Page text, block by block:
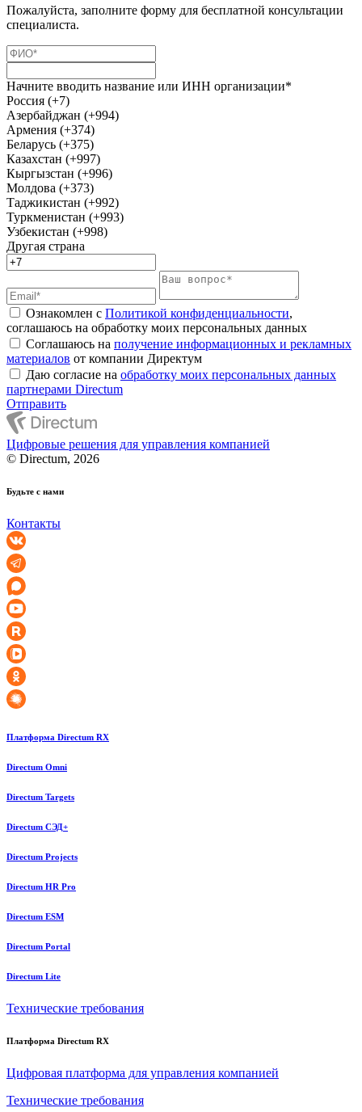
Пожалуйста, заполните форму для бесплатной консультации
специалиста.
Начните вводить название или ИНН организации*
Россия (+7)
Азербайджан (+994)
Армения (+374)
Беларусь (+375)
Казахстан (+997)
Кыргызстан (+996)
Молдова (+373)
Таджикистан (+992)
Туркменистан (+993)
Узбекистан (+998)
Другая страна
Ознакомлен с Политикой конфиденциальности,
соглашаюсь на обработку моих персональных данных
Соглашаюсь на получение информационных и рекламных
материалов от компании Директум
Даю согласие на обработку моих персональных данных
партнерами Directum
Отправить
Цифровые решения для управления компанией
© Directum, 2026
Будьте с нами
Контакты
Платформа Directum RX
Directum Omni
Directum Targets
Directum СЭД+
Directum Projects
Directum HR Pro
Directum ESM
Directum Portal
Directum Lite
Технические требования
Платформа Directum RX
Цифровая платформа для управления компанией
Технические требования